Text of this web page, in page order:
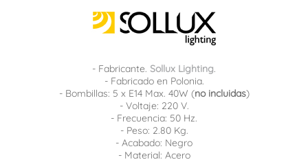
- Fabricante. Sollux Lighting.
- Fabricado en Polonia.
- Bombillas: 5 x E14 Max. 40W (no incluidas)
- Voltaje: 220 V.
- Frecuencia: 50 Hz.
- Peso: 2.80 Kg.
- Acabado: Negro
- Material: Acero